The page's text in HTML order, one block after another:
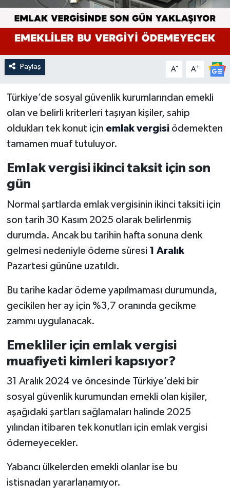
Paylaş A- A+
Türkiye’de sosyal güvenlik kurumlarından emekli
olan ve belirli kriterleri taşıyan kişiler, sahip
oldukları tek konut için emlak vergisiödemekten
tamamen muaf tutuluyor.
Emlak vergisi ikinci taksit için son
gün
Normal şartlarda emlak vergisinin ikinci taksiti için
son tarih 30 Kasım 2025 olarak belirlenmiş
durumda. Ancak bu tarihin hafta sonuna denk
gelmesi nedeniyle ödeme süresi 1 Aralık
Pazartesi gününe uzatıldı.
Bu tarihe kadar ödeme yapılmaması durumunda,
gecikilen her ay için %3,7 oranında gecikme
zammı uygulanacak.
Emekliler için emlak vergisi
muafiyeti kimleri kapsıyor?
31 Aralık 2024 ve öncesinde Türkiye’deki bir
sosyal güvenlik kurumundan emekli olan kişiler,
aşağıdaki şartları sağlamaları halinde 2025
yılından itibaren tek konutları için emlak vergisi
ödemeyecekler.
Yabancı ülkelerden emekli olanlar ise bu
istisnadan yararlanamıyor.